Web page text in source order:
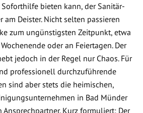
bieten kann, der Sanitär-
am Deister. Nicht selten passieren
zum ungünstigsten Zeitpunkt, etwa
oder an Feiertagen. Der
jedoch in der Regel nur Chaos. Für
professionell durchzuführende
sind aber stets die heimischen,
in Bad Münder
Kurz formuliert: Der